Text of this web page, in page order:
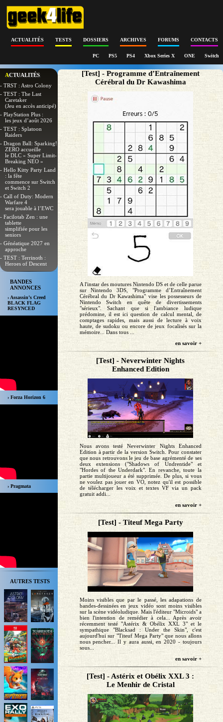
ACTUALITÉS TESTS DOSSIERS ARCHIVES FORUMS CONTACTS
PC PS5 PS4 Xbox Series X ONE Switch
ACTUALITÉS
- TRST : Astro Colony
- TEST : The Last
Caretaker
(Jeu en accès anticipé)
- PlayStation Plus :
les jeux d’août 2026
- TEST : Splatoon
Raiders
- Dragon Ball: Sparking!
ZERO accueille
le DLC « Super Limit-
Breaking NEO »
- Hello Kitty Party Land
: la fête
commence sur Switch
et Switch 2
- Call of Duty: Modern
Warfare 4
sera jouable à l’EWC
- Facilotab Zen : une
tablette
simplifiée pour les
seniors
- Généatique 2027 en
approche
- TEST : Terrinoth :
Heroes of Descent
BANDES
ANNONCES
› Assassin’s Creed
BLACK FLAG
RESYNCED
› Forza Horizon 6
› Pragmata
AUTRES TESTS
[Test] - Programme d’Entraînement
Cérébral du Dr Kawashima
A l'instar des moutures Nintendo DS et de celle parue
sur Nintendo 3DS, "Programme d’Entraînement
Cérébral du Dr Kawashima" vise les possesseurs de
Nintendo Switch en quête de divertissements
"sérieux". Sachant que si l'ambiance ludique
prédomine, il est ici question de calcul mental, de
comptages rapides, mais aussi de lecture à voix
haute, de sudoku ou encore de jeux focalisés sur la
mémoire... Dans tous ...
en savoir +
[Test] - Neverwinter Nights
Enhanced Edition
Nous avons testé Neverwinter Nights Enhanced
Edition à partir de la version Switch. Pour constater
que nous retrouvons le jeu de base agrémenté de ses
deux extensions ("Shadows of Undrentide" et
"Hordes of the Underdark". En revanche, toute la
partie multijoueur a été supprimée. De plus, si vous
ne voulez pas jouer en VO, notez qu'il est possible
de télécharger les voix et textes VF via un pack
gratuit addi...
en savoir +
[Test] - Titeuf Mega Party
Moins visibles que par le passé, les adapations de
bandes-dessinées en jeux vidéo sont moins visibles
sur la scène vidéoludique. Mais l'éditeur "Microids" a
bien l'intention de remédier à cela... Après avoir
récemment testé "Astérix & Obélix XXL 3" et le
sympathique "Blacksad : Under the Skin", c'est
aujourd'hui sur "Titeuf Mega Party" que nous allons
nous pencher... Il y aura aussi, en 2020 - toujours
sous...
en savoir +
[Test] - Astérix et Obélix XXL 3 :
Le Menhir de Cristal